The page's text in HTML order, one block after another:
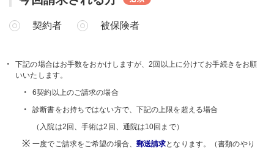
契約者 被保険者
下記の場合はお手数をおかけしますが、2回以上に分けてお手続きをお願
いいたします。
6契約以上のご請求の場合
診断書をお持ちではない方で、下記の上限を超える場合
（入院は2回、手術は2回、通院は10回まで）
一度でご請求をご希望の場合、 郵送請求となります。（書類のやり